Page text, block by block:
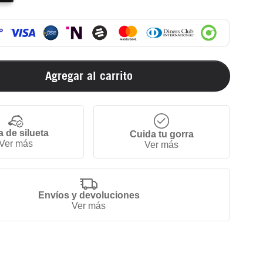
Agregar al carrito
de silueta
más
Cuida tu gorra
Ver más
Envíos y devoluciones
Ver más